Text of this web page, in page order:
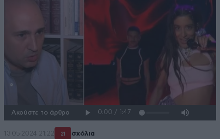
Ακούστε το άρθρο
13·05·2024 21:22 21 σχόλια